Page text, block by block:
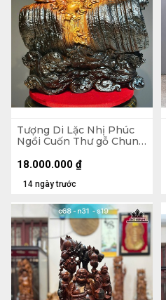
Tượng Di Lặc Nhị Phúc
Ngồi Cuốn Thư gỗ Chun
50 Sâu 22 (cm)
14 ngày trước
18.000.000 ₫